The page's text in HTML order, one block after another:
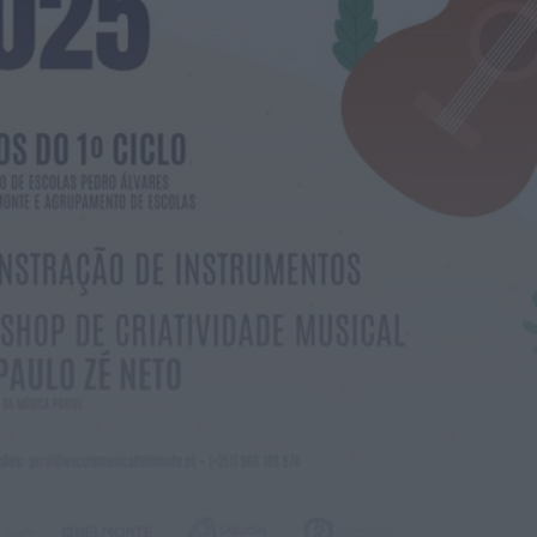
Color Party leva caminhada, espuma e
Caria recebe Corrida de Carrinhos de
Rolamentos a 23 de agosto